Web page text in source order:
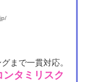
まで一貫対応。
ンタミリスク